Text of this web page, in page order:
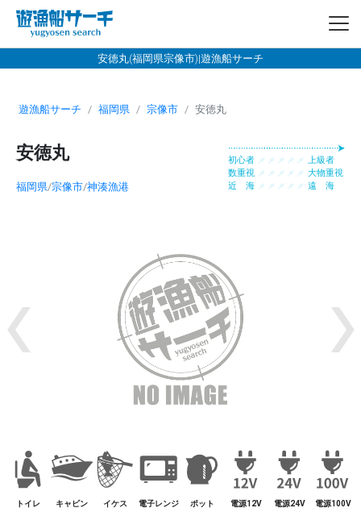
安徳丸(福岡県宗像市)|遊漁船サーチ
遊漁船サーチ 福岡県 宗像市 安徳丸
安徳丸
福岡県/宗像市/神湊漁港
初心者
上級者
数重視
大物重視
近 海
遠 海
Previous
トイレ キャビン イケス 電子レンジ ポット 電源12V 電源24V 電源100V